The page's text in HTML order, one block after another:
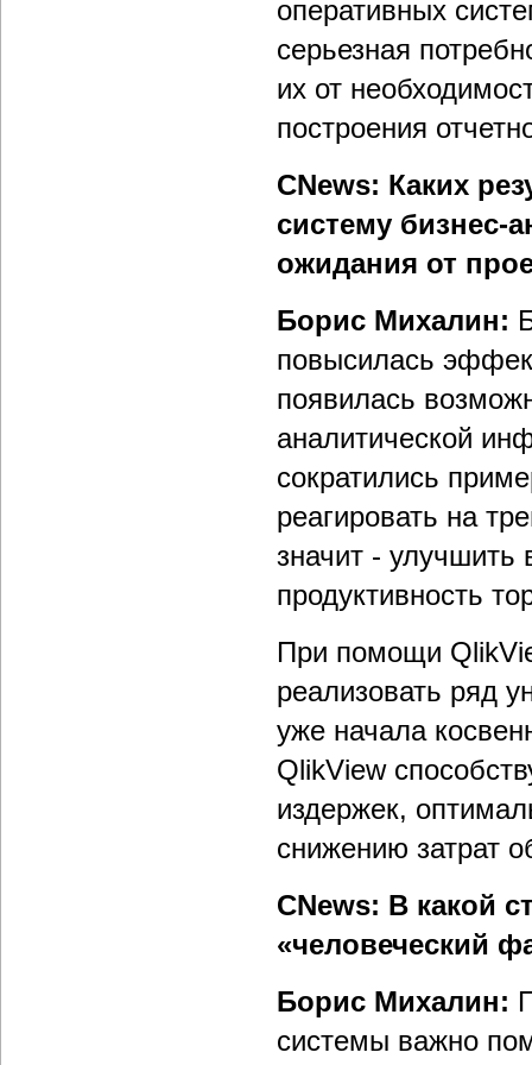
оперативных
серьезная
их от
построения
CNews: Каких
систему бизнес-
ожидания от
Борис Михалин:
повысилась
появилась
аналитической
сократились
реагировать на
значит - улучшить
продуктивность
При помощи
реализовать ряд
уже начала
QlikView
издержек,
снижению затрат
CNews: В какой
«человеческий
Борис Михалин:
системы важно